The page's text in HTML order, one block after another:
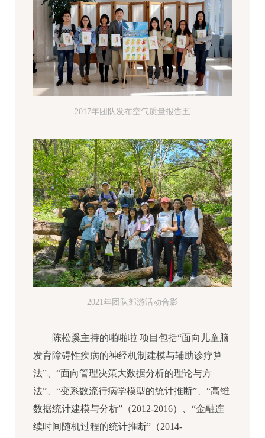
2017年团队发布空气质量报告五
2021年团队郊游活动合影
陈松蹊主持的啪啪啦 项目包括“面向儿童脑
发育障碍性疾病的神经机制建模与辅助诊疗算
法”、“面向管理决策大数据分析的理论与方
法”、“变系数流行病学模型的统计推断”、“高维
数据统计建模与分析”（2012-2016）、“金融连
续时间随机过程的统计推断”（2014-